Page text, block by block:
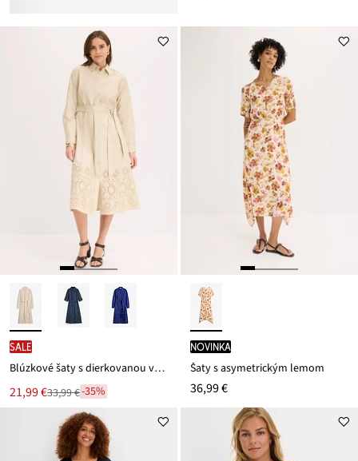
SALE
Blúzkové šaty s dierkovanou výšivkou
Nová
cena
21,99 €
Zľava 33,99 €-35%
novinka
Šaty s asymetrickým lemom
36,99 €